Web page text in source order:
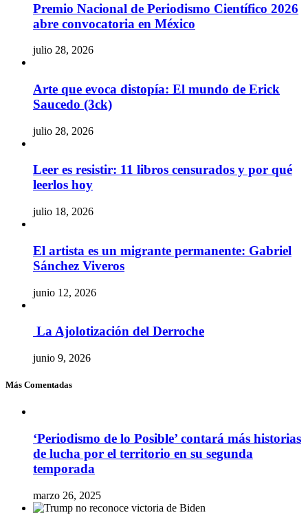
Premio Nacional de Periodismo Científico 2026
abre convocatoria en México
julio 28, 2026
Arte que evoca distopía: El mundo de Erick
Saucedo (3ck)
julio 28, 2026
Leer es resistir: 11 libros censurados y por qué
leerlos hoy
julio 18, 2026
El artista es un migrante permanente: Gabriel
Sánchez Viveros
junio 12, 2026
La Ajolotización del Derroche
junio 9, 2026
Más Comentadas
‘Periodismo de lo Posible’ contará más historias
de lucha por el territorio en su segunda
temporada
marzo 26, 2025